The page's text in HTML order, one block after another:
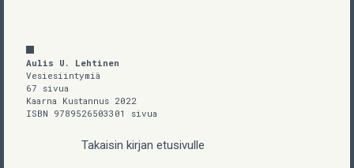
Aulis U. Lehtinen
Vesiesiintymiä
67 sivua
Kaarna Kustannus 2022
ISBN 9789526503301 sivua
Takaisin kirjan etusivulle